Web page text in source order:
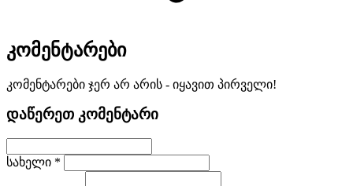
კომენტარები
კომენტარები ჯერ არ არის - იყავით პირველი!
დაწერეთ კომენტარი
სახელი *